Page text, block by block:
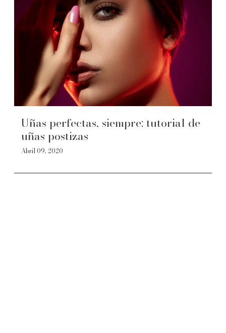
Uñas perfectas, siempre: tutorial de
uñas postizas
Abril 09, 2020